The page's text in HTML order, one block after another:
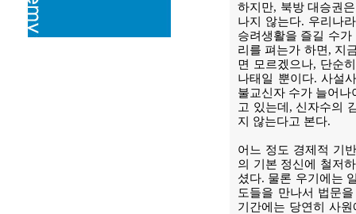
하지만, 북방 대승권
나지 않는다. 우리나
승려생활을 즐길 수
리를 펴는가 하면, 지
면 모르겠으나, 단순
나태일 뿐이다. 사설
불교신자 수가 늘어
고 있는데, 신자수의
지 않는다고 본다.
어느 정도 경제적 기
의 기본 정신에 철저
셨다. 물론 우기에는
도들을 만나서 법문
기간에는 당연히 사